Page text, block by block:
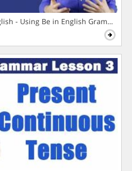
- Using Be in English Grammar